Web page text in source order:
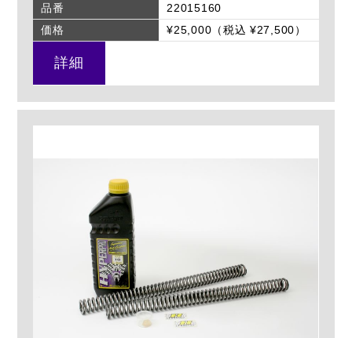
品番
22015160
価格
¥25,000（税込 ¥27,500）
詳細